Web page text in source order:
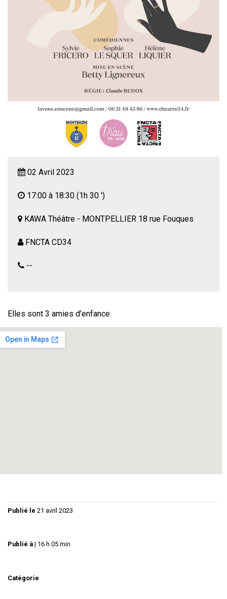
02 Avril 2023
17:00 à 18:30 (1h 30 ')
KAWA Théâtre - MONTPELLIER 18 rue Fouques
FNCTA CD34
--
Elles sont 3 amies d’enfance.
Elles pensent qu’elles se connaissent par cœur, qu’elles
sont « Comme des Sœurs ».
Publié le 21 avril 2023
Publié à | 16 h 05 min
Catégorie